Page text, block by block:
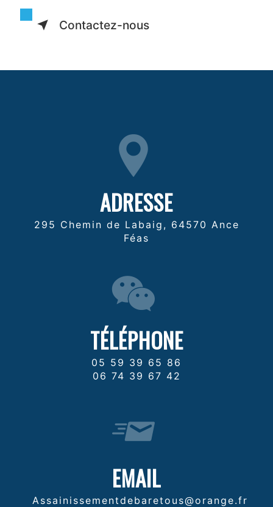
Contactez-nous
ADRESSE
295 Chemin de Labaig, 64570 Ance
Féas
TÉLÉPHONE
05 59 39 65 86
06 74 39 67 42
EMAIL
assainissementdebaretous@orange.fr